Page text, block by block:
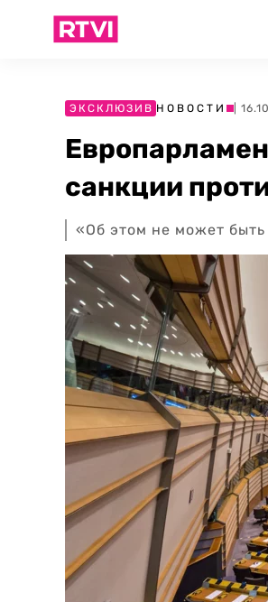
ЭКСКЛЮЗИВ НОВОСТИ |
санкции
«Об этом не может